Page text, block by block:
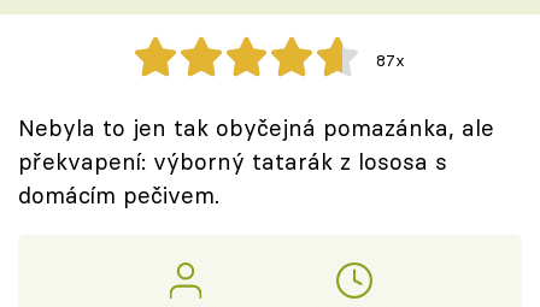
Speciál: Cuketa
Těhotnej kuchař
Sledujte prima+
Přihlášení
87x
Nebyla to jen tak obyčejná pomazánka, ale
překvapení: výborný tatarák z lososa s
domácím pečivem.